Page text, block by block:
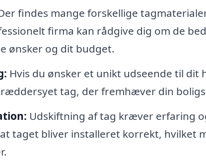
findes mange forskellige
firma kan rådgive dig om de
ønsker og dit budget.
Hvis du ønsker et unikt udseende til dit
tag, der fremhæver din
Udskiftning af tag kræver erfaring
taget bliver installeret korrekt, hvilket